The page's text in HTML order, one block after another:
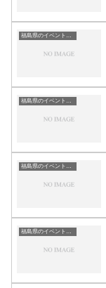
福島県のイベント会場一覧
福島県のイベント会場一覧
福島県のイベント会場一覧
福島県のイベント会場一覧